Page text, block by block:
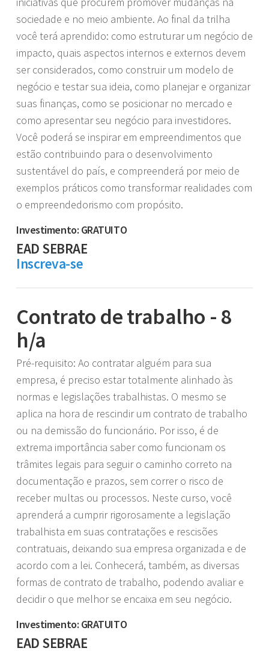
sociedade e no meio ambiente. Ao final da trilha
você terá aprendido: como estruturar um negócio de
impacto, quais aspectos internos e externos devem
ser considerados, como construir um modelo de
negócio e testar sua ideia, como planejar e organizar
suas finanças, como se posicionar no mercado e
como apresentar seu negócio para investidores.
Você poderá se inspirar em empreendimentos que
estão contribuindo para o desenvolvimento
sustentável do país, e compreenderá por meio de
exemplos práticos como transformar realidades com
o empreendedorismo com propósito.
Investimento: GRATUITO
EAD SEBRAE
Inscreva-se
Contrato de trabalho - 8
h/a
Pré-requisito: Ao contratar alguém para sua
empresa, é preciso estar totalmente alinhado às
normas e legislações trabalhistas. O mesmo se
aplica na hora de rescindir um contrato de trabalho
ou na demissão do funcionário. Por isso, é de
extrema importância saber como funcionam os
trâmites legais para seguir o caminho correto na
documentação e prazos, sem correr o risco de
receber multas ou processos. Neste curso, você
aprenderá a cumprir rigorosamente a legislação
trabalhista em suas contratações e rescisões
contratuais, deixando sua empresa organizada e de
acordo com a lei. Conhecerá, também, as diversas
formas de contrato de trabalho, podendo avaliar e
decidir o que melhor se encaixa em seu negócio.
Investimento: GRATUITO
EAD SEBRAE